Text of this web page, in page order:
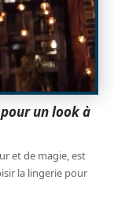
un look à
et de magie, est
la lingerie pour